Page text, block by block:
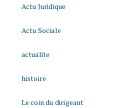
Actu Juridique
Actu Sociale
actualite
histoire
Le coin du dirigeant